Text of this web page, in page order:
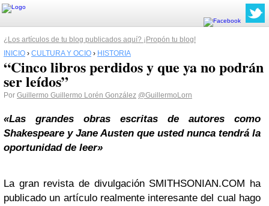
¿Los artículos de tu blog publicados aquí? ¡Propón tu blog!
INICIO › CULTURA Y OCIO › HISTORIA
“Cinco libros perdidos y que ya no podrán
ser leídos”
Por Guillermo Guillermo Lorén González @GuillermoLorn
«Las grandes obras escritas de autores como
Shakespeare y Jane Austen que usted nunca tendrá la
oportunidad de leer»
La gran revista de divulgación SMITHSONIAN.COM ha
publicado un artículo realmente interesante del cual hago